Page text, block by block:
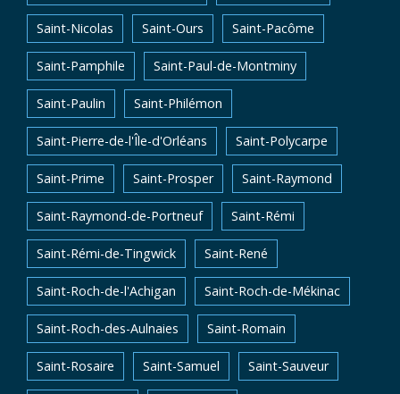
Saint-Nicolas Saint-Ours Saint-Pacôme
Saint-Pamphile Saint-Paul-de-Montminy
Saint-Paulin Saint-Philémon
Saint-Pierre-de-l'Île-d'Orléans Saint-Polycarpe
Saint-Prime Saint-Prosper Saint-Raymond
Saint-Raymond-de-Portneuf Saint-Rémi
Saint-Rémi-de-Tingwick Saint-René
Saint-Roch-de-l'Achigan Saint-Roch-de-Mékinac
Saint-Roch-des-Aulnaies Saint-Romain
Saint-Rosaire Saint-Samuel Saint-Sauveur